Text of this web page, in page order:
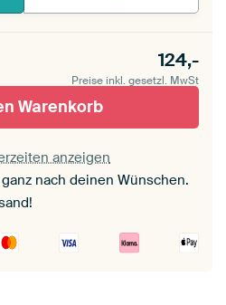
124,-
Preise inkl. gesetzl. MwSt
Warenkorb
anzeigen
nach deinen Wünschen.